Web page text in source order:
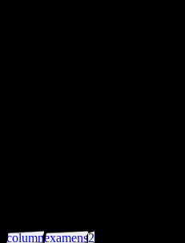
columnexamens2